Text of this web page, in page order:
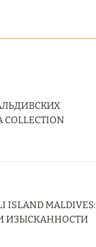
ISLAND MALDIVES:
ИЗЫСКАННОСТИ